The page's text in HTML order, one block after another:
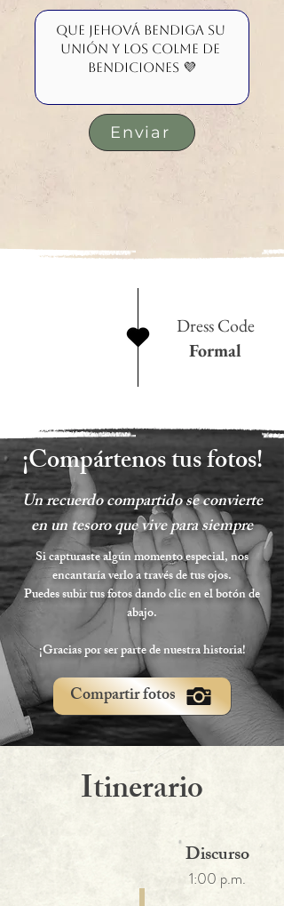
Enviar
Dress Code
Formal
¡Compártenos tus fotos!
Un recuerdo compartido se convierte
en un tesoro que vive para siempre
Si capturaste algún momento especial, nos
encantaría verlo a través de tus ojos.
Puedes subir tus fotos dando clic en el botón de
abajo.
¡Gracias por ser parte de nuestra historia!
Compartir fotos
Itinerario
Discurso
1:00 p.m.